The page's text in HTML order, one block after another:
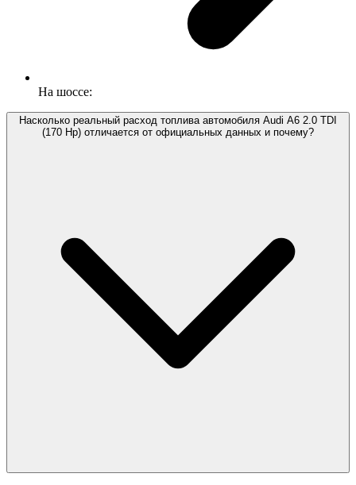
На шоссе:
Насколько реальный расход топлива автомобиля Audi A6 2.0 TDI
(170 Hp) отличается от официальных данных и почему?